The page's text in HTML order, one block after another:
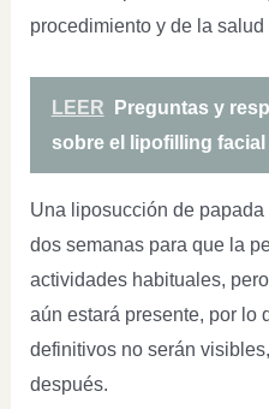
procedimiento y de la
LEER
Preguntas y
sobre el lipofilling facial
Una liposucción de
dos semanas para que la
actividades habituales,
aún estará presente, por lo
definitivos no serán
después.